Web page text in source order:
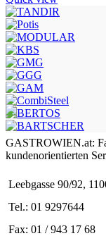
GASTROWIEN.at:
kundenorientierten
Leebgasse 90/92,
Tel.: 01 9297644
Fax: 01 / 943 17 68